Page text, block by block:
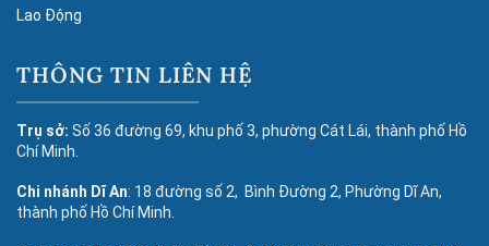
Lao Động
THÔNG TIN LIÊN HỆ
Trụ sở: Số 36 đường 69, khu phố 3, phường Cát Lái, thành phố Hồ
Chí Minh.
Chi nhánh Dĩ An: 18 đường số 2, Bình Đường 2, Phường Dĩ An,
thành phố Hồ Chí Minh.